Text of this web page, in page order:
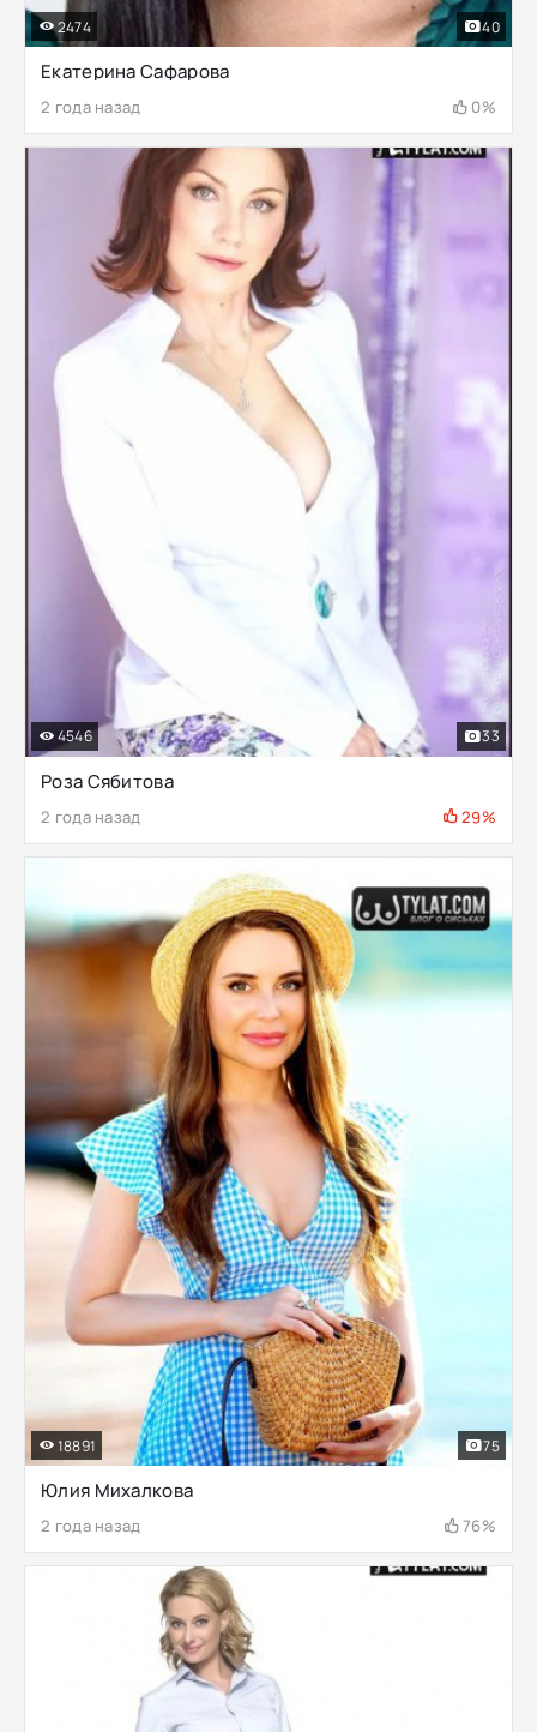
Екатерина Сафарова
2 года назад 0%
2474 40
Роза Сябитова
2 года назад 29%
4546 33
Юлия Михалкова
2 года назад 76%
18891 75